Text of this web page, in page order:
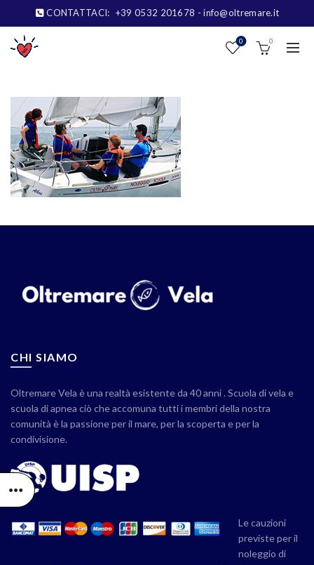
CONTATTACI: +39 0532 201678 - info@oltremare.it
0 0
CHI SIAMO
Oltremare Vela è una realtà esistente da 40 anni . Scuola di vela e
scuola di apnea ciò che accomuna tutti i membri della nostra
comunità è la passione per il mare, per la scoperta e per la
condivisione.
Le cauzioni
previste per il
noleggio di